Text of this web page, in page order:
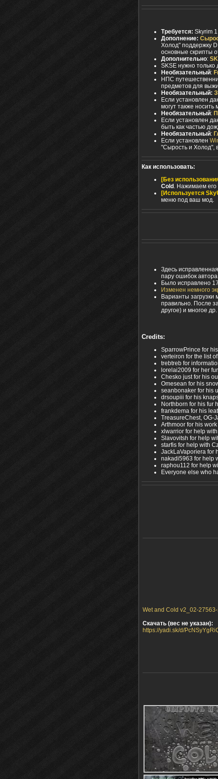
Требуется: Skyrim
Дополнение:
Холод" поддержку
основные скрипты
Дополнительно:
SKSE нужно
Необязательный:
НПС
предметов для
Необязательный:
Если установлен
могут также
Необязательный:
Если установлен
быть как частью
Необязательный:
Если установлен
"Сырость и Холод",
Как использовать:
[Без
Cold . Нажимаем его
[Используется
меню под ваш мод.
Здесь
пару ошибок
Было исправлено
Изменен немного
Варианты
правильно. После
другое) и многое др.
Credits:
SparrowPrince for
verteiron for the list
trebtreb for
lorelai2009 for her
Chesko just for his
Omesean for his
seanbonaker for his
drsoupiii for his
Northborn for his fur
frankdema for his
TreasureChest, OG-
Arthmoor for his
xlwarrior for help
Slavovitsh for help
starfis for help with
JackLaVaporiera for
nakadi5963 for help
raphou112 for help
Everyone else who
Wet and Cold v2_02-
Скачать (вес не указан):
https://yadi.sk/d/